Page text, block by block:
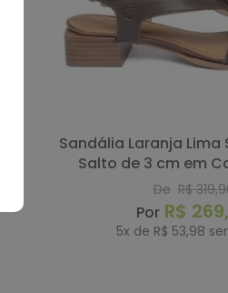
Sandália Laranja Lima Shoes Classic
Salto de 3 cm em
Codigo -
De R$ 319,
R$ 269,
5x de R$ 53,98
44